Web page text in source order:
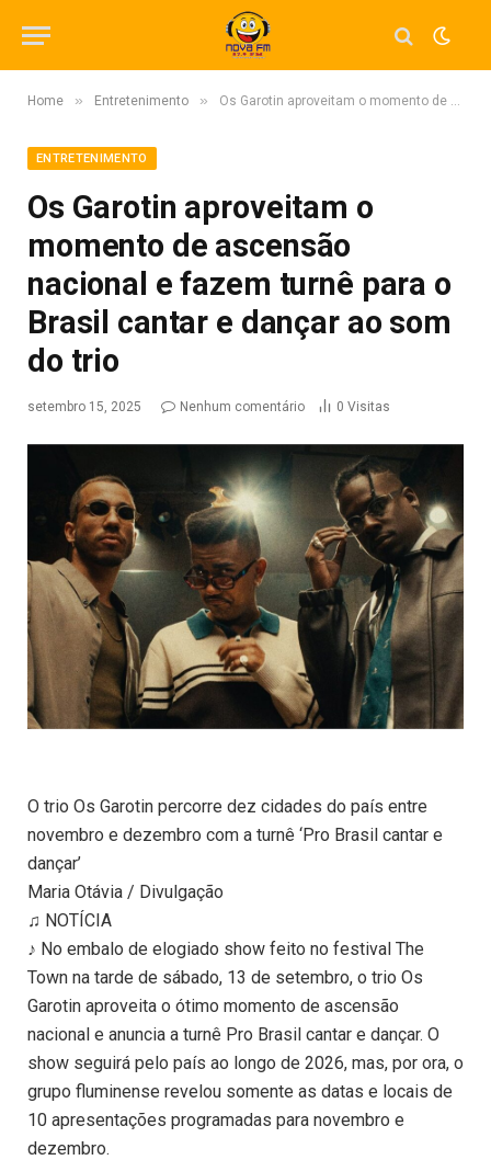
Home » Entretenimento » Os Garotin aproveitam o momento de ascensão nacional e fazem turnê para o Brasil cantar e dançar ao som do trio
ENTRETENIMENTO
Os Garotin aproveitam o
momento de ascensão
nacional e fazem turnê para o
Brasil cantar e dançar ao som
do trio
setembro 15, 2025 Nenhum comentário 0 Visitas
O trio Os Garotin percorre dez cidades do país entre
novembro e dezembro com a turnê ‘Pro Brasil cantar e
dançar’
Maria Otávia / Divulgação
♫ NOTÍCIA
♪ No embalo de elogiado show feito no festival The
Town na tarde de sábado, 13 de setembro, o trio Os
Garotin aproveita o ótimo momento de ascensão
nacional e anuncia a turnê Pro Brasil cantar e dançar. O
show seguirá pelo país ao longo de 2026, mas, por ora, o
grupo fluminense revelou somente as datas e locais de
10 apresentações programadas para novembro e
dezembro.